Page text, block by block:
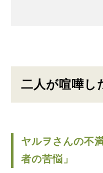
二人が喧嘩し
ヤルヲさんの不
者の苦悩」